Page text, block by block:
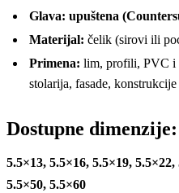
Glava: upuštena
Materijal: čelik (sirovi ili
Primena: lim, profili, PVC i
stolarija, fasade, konstrukcije
Dostupne dimenzije:
5.5×13, 5.5×16, 5.5×19,
5.5×50, 5.5×60